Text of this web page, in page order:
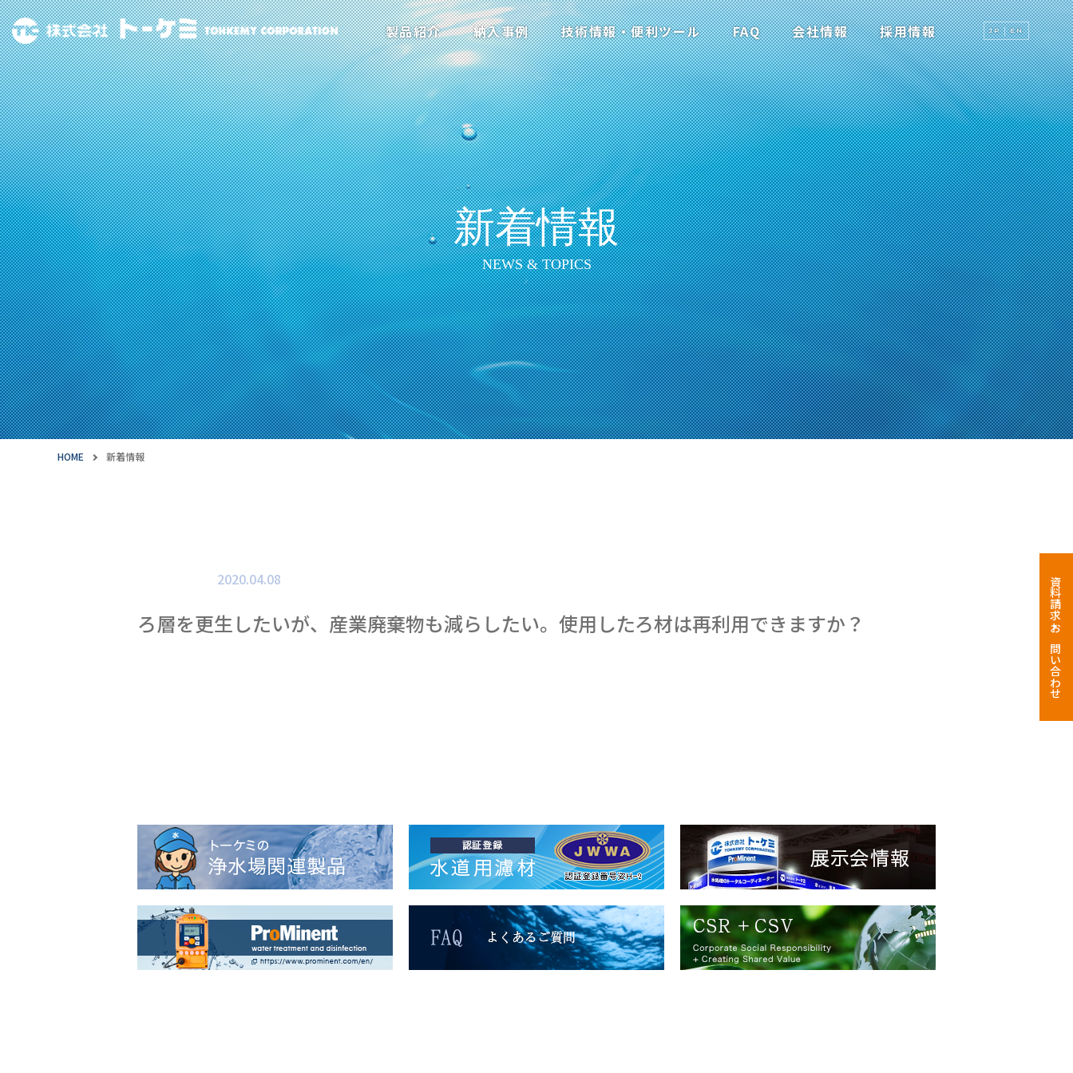
製品紹介 納入事例 技術情報・便利ツール FAQ 会社情報 採用情報 JP EN
資料請求・お問い合わせ
新着情報
NEWS & TOPICS
HOME 新着情報
2020.04.08
ろ層を更生したいが、産業廃棄物も減らしたい。使用したろ材は再利用できますか？